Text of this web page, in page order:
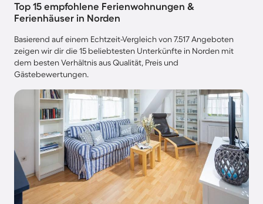
Top 15 empfohlene Ferienwohnungen &
Ferienhäuser in Norden
Basierend auf einem Echtzeit-Vergleich von 7.517 Angeboten
zeigen wir dir die 15 beliebtesten Unterkünfte in Norden mit
dem besten Verhältnis aus Qualität, Preis und
Gästebewertungen.